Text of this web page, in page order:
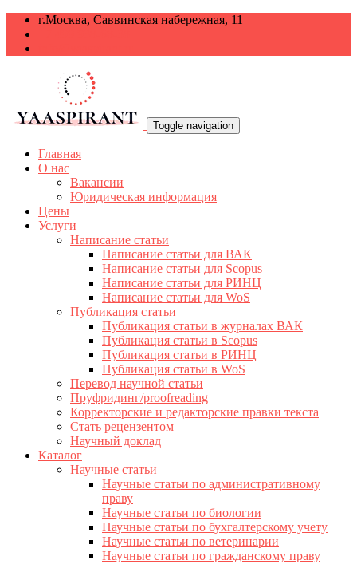
г.Москва, Саввинская набережная, 11
Toggle navigation
Главная
О нас
Вакансии
Юридическая информация
Цены
Услуги
Написание статьи
Написание статьи для ВАК
Написание статьи для Scopus
Написание статьи для РИНЦ
Написание статьи для WoS
Публикация статьи
Публикация статьи в журналах ВАК
Публикация статьи в Scopus
Публикация статьи в РИНЦ
Публикация статьи в WoS
Перевод научной статьи
Пруфридинг/proofreading
Корректорские и редакторские правки текста
Стать рецензентом
Научный доклад
Каталог
Научные статьи
Научные статьи по административному
праву
Научные статьи по биологии
Научные статьи по бухгалтерскому учету
Научные статьи по ветеринарии
Научные статьи по гражданскому праву